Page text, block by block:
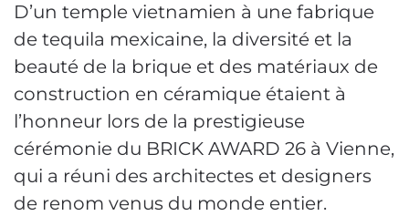
D’un temple vietnamien à une fabrique
de tequila mexicaine, la diversité et la
beauté de la brique et des matériaux de
construction en céramique étaient à
l’honneur lors de la prestigieuse
cérémonie du BRICK AWARD 26 à Vienne,
qui a réuni des architectes et designers
de renom venus du monde entier.